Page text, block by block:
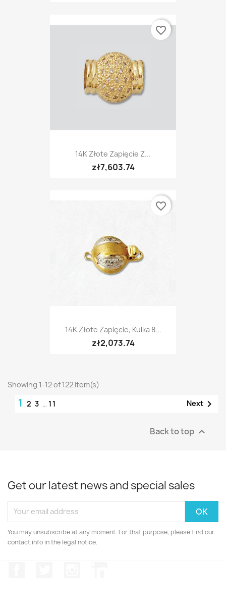
14K Złote Zapięcie Z...
zł7,603.74
favorite_border
14K Złote Zapięcie, Kulka 8...
zł2,073.74
favorite_border
Showing 1-12 of 122 item(s)
1 2 3 … 11 Next 
Back to top 
Get our latest news and special sales
You may unsubscribe at any moment. For that purpose, please find our
contact info in the legal notice.